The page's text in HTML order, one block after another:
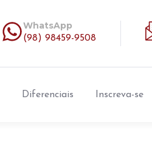
WhatsApp
(98) 98459-9508
Diferenciais Inscreva-se